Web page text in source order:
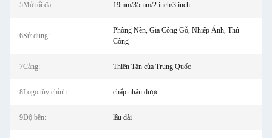
5Mở tối đa: 19mm/35mm/2 inch/3 inch
6Sử dụng:
Phông Nền, Gia Công Gỗ, Nhiếp Ảnh, Thủ
Công
7Cảng: Thiên Tân của Trung Quốc
8Logo tùy chỉnh: chấp nhận được
9Độ bền: lâu dài